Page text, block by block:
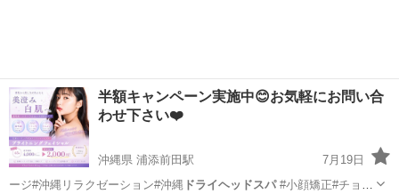
半額キャンペーン実施中😊お気軽にお問い合
わせ下さい❤️
沖縄県 浦添前田駅
7月19日
ージ#沖縄リラクゼーション#沖縄 ドライヘッドスパ#小顔矯正#チョイ